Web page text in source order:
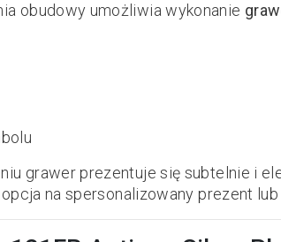
obudowy umożliwia wykonanie
grawer prezentuje się subtelnie i
na spersonalizowany prezent lub